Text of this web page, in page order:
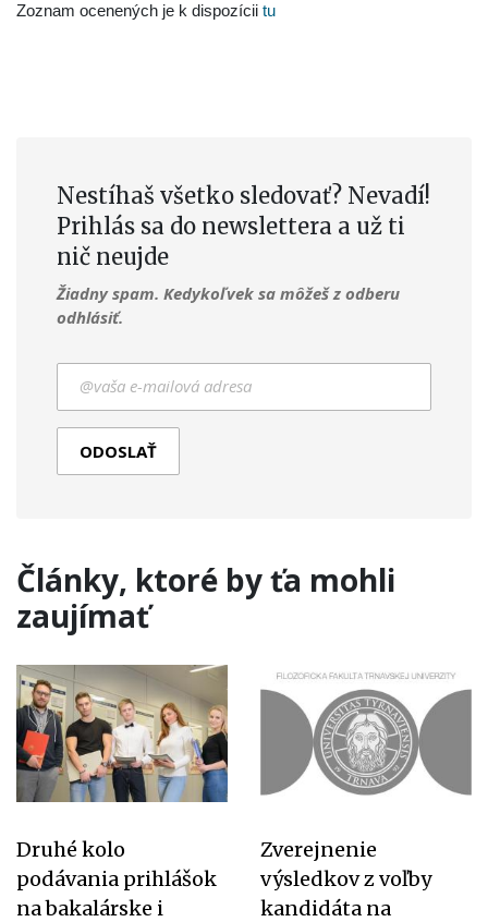
Zoznam ocenených je k dispozícii tu
Nestíhaš všetko sledovať? Nevadí!
Prihlás sa do newslettera a už ti
nič neujde
Žiadny spam. Kedykoľvek sa môžeš z odberu
odhlásiť.
Články, ktoré by ťa mohli
zaujímať
Druhé kolo
podávania prihlášok
na bakalárske i
Zverejnenie
výsledkov z voľby
kandidáta na